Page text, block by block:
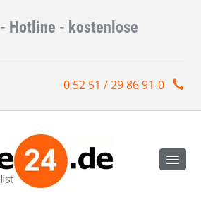
- Hotline - kostenlose
0 52 51 / 29 86 91-0